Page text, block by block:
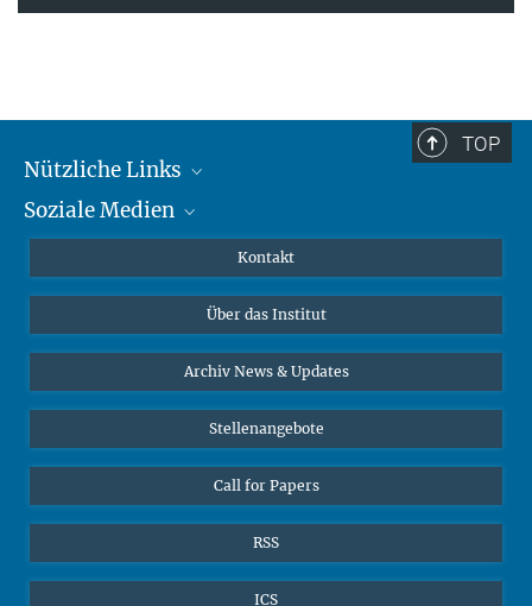
TOP
Nützliche Links
MMG Alumni Corner
Online-Vorträge
Interviews zum Thema "Diversity"
Soziale Medien
Bluesky
Kontakt
Über das Institut
Archiv News & Updates
Stellenangebote
Call for Papers
RSS
ICS